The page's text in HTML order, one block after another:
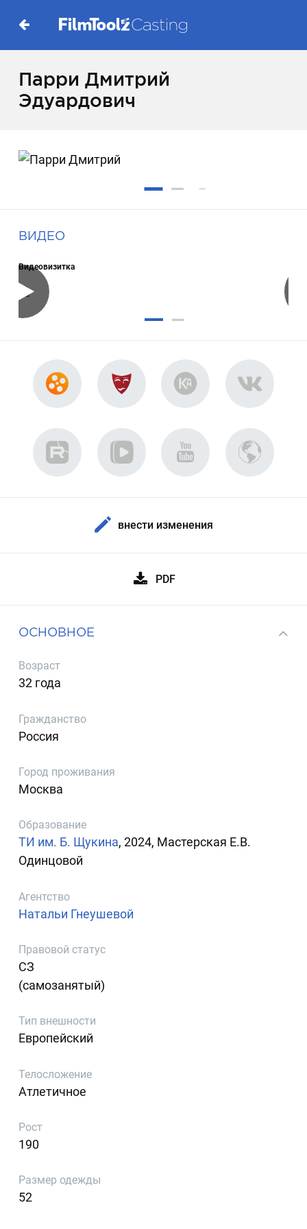
Парри Дмитрий
Эдуардович
ВИДЕО
Видеовизитка
внести изменения
PDF
ОСНОВНОЕ
Возраст
32 года
Гражданство
Россия
Город проживания
Москва
Образование
ТИ им. Б. Щукина, 2024, Мастерская Е.В.
Одинцовой
Агентство
Натальи Гнеушевой
Правовой статус
СЗ
(самозанятый)
Тип внешности
Европейский
Телосложение
Атлетичное
Рост
190
Размер одежды
52